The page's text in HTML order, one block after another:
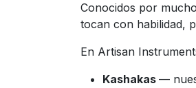
Conocidos por
tocan con habilidad,
En Artisan
Kashakas —